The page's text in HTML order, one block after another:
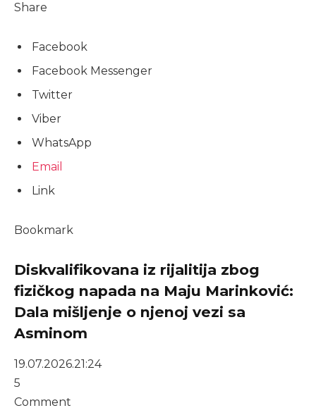
Share
Facebook
Facebook Messenger
Twitter
Viber
WhatsApp
Email
Link
Bookmark
Diskvalifikovana iz rijalitija zbog
fizičkog napada na Maju Marinković:
Dala mišljenje o njenoj vezi sa
Asminom
19.07.2026.21:24
5
Comment